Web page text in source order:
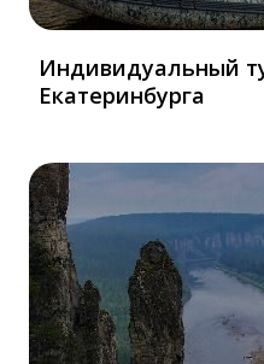
Индивидуальный
Екатеринбурга